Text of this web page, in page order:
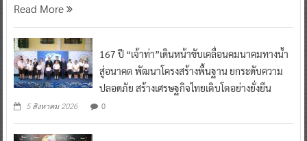
Read More
167 ปี “เจ้าท่า”เดินหน้าขับเคลื่อนคมนาคมทางน้ำ
สู่อนาคต พัฒนาโครงสร้างพื้นฐาน ยกระดับความ
ปลอดภัย สร้างเศรษฐกิจไทยเติบโตอย่างยั่งยืน
5 สิงหาคม 2026 0